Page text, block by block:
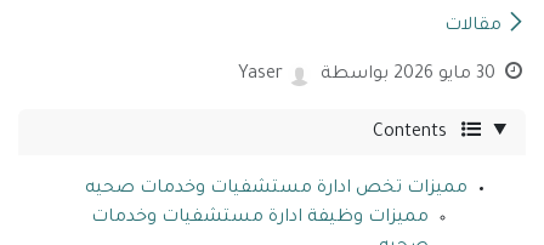
مقالات
30 مايو 2026 بواسطة Yaser
Contents
مميزات تخص ادارة مستشفيات وخدمات صحيه
مميزات وظيفة ادارة مستشفيات وخدمات